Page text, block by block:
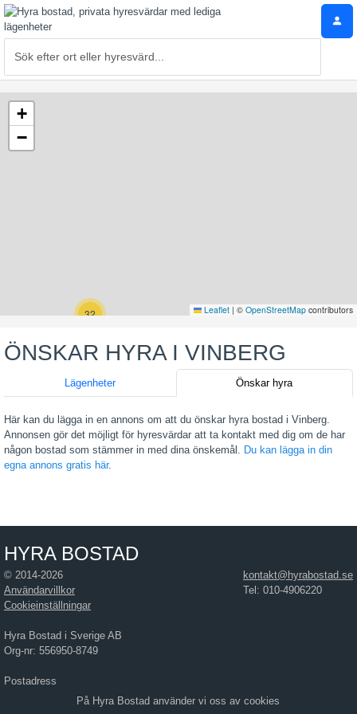
32
+
−
Leaflet | © OpenStreetMap contributors
ÖNSKAR HYRA I VINBERG
Lägenheter Önskar hyra
Här kan du lägga in en annons om att du önskar hyra bostad i Vinberg.
Annonsen gör det möjligt för hyresvärdar att ta kontakt med dig om de har
någon bostad som stämmer in med dina önskemål. Du kan lägga in din
egna annons gratis här.
HYRA BOSTAD
kontakt@hyrabostad.se
Tel: 010-4906220
© 2014-2026
Användarvillkor
Cookieinställningar
Hyra Bostad i Sverige AB
Org-nr: 556950-8749
Postadress
Hyra Bostad i Sverige ABPå Hyra Bostad använder vi oss av cookies